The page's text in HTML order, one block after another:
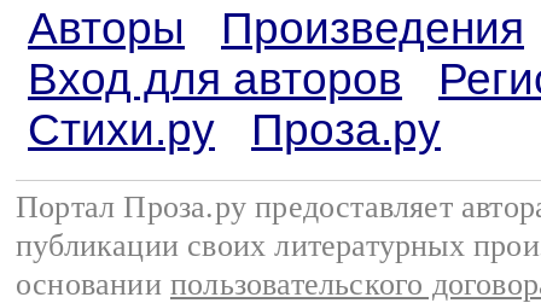
Авторы
Произведения
Вход для авторов
Стихи.ру
Проза.ру
Портал Проза.ру предоставляет
публикации своих литературных
основании пользовательского